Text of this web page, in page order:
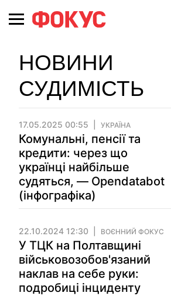
НОВИНИ
СУДИМІСТЬ
17.05.2025 00:55 УКРАЇНА
Комунальні, пенсії та
кредити: через що
українці найбільше
судяться, — Opendatabot
(інфографіка)
22.10.2024 12:30 ВОЄННИЙ ФОКУС
У ТЦК на Полтавщині
військовозобов'язаний
наклав на себе руки:
подробиці інциденту